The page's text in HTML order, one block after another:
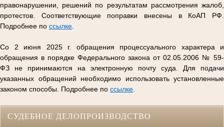
правонарушении, решений по результатам рассмотрения жалоб,
протестов. Соответствующие поправки внесены в КоАП РФ.
Подробнее по ссылке
Со 2 июня 2025 г. обращения процессуального характера и
обращения в порядке Федерального закона от 02.05.2006 № 59-
ФЗ не принимаются на электронную почту суда. Для подачи
указанных обращений необходимо использовать установленные
законом способы. Подробнее по ссылке
СУДЕБНОЕ ДЕЛОПРОИЗВОДСТВО